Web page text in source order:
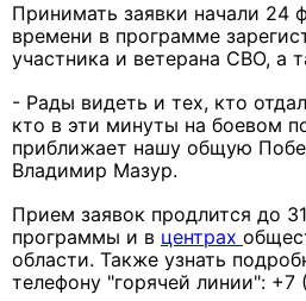
Принимать заявки начали 24
времени в программе
участника и ветерана СВО, а
- Рады видеть и тех, кто
кто в эти минуты на боевом
приближает нашу общую
Владимир Мазур.
Прием заявок продлится до
программы и в центрах
области. Также узнать
телефону "горячей линии":